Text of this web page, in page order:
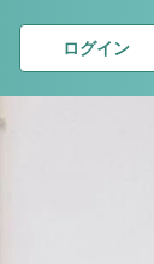
ログイン